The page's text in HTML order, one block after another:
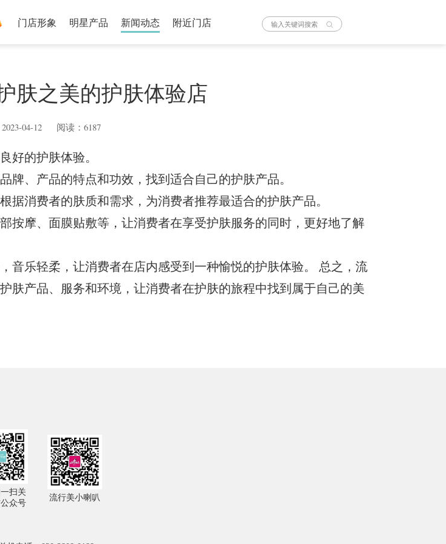
门店形象 明星产品 新闻动态 附近门店
肤之美的护肤体验店
2023-04-12 阅读：6187
好的护肤体验。
牌、产品的特点和功效，找到适合自己的护肤产品。
消费者的肤质和需求，为消费者推荐最适合的护肤产品。
按摩、面膜贴敷等，让消费者在享受护肤服务的同时，更好地了解
音乐轻柔，让消费者在店内感受到一种愉悦的护肤体验。 总之，流
肤产品、服务和环境，让消费者在护肤的旅程中找到属于自己的美
扫关
众号
流行美小喇叭